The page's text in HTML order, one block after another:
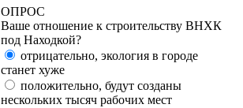
ОПРОС
Ваше отношение к строительству ВНХК
под Находкой?
отрицательно, экология в городе
станет хуже
положительно, будут созданы
нескольких тысяч рабочих мест